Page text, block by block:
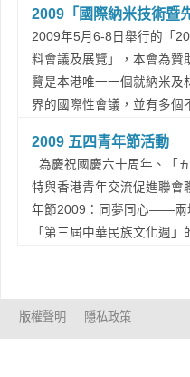
一堂，更有外籍少數民族友
彩的印度舞蹈。青少年們以
新形式演繹出五四運動的歷
民主、科學的偉大五四精神
習，加深了彼此的情意。
年展示夢想，以藝會友的盛
族裔加入到香港和國內的
流促進會所沒有開展過的，
融和共通的搭建了溝通的橋
度的一些媒體對是次晚
2009「國際納米技術暨
2009年5月6-8日舉行的「
料會議及展覽」，本會為贊
覽是本港唯一一個就納米及
界的國際性會議，並有多個
界對納米技術及先進材料之
能、創新產品以增強競
括主旨演講和國別報告，以
天的會議集中於某個特定的
天「納米技術暨先進材料
新產品。 會議完滿結束
2009 五四青年節活動
為慶祝國慶六十周年、「
特與香港青年交流促進聯會
年節2009：同夢同心——兩
「第三屆中華民族文化週
想、願意獻身建設國家的
動時間為4月30日至5月5日
版權聲明 隱私政策